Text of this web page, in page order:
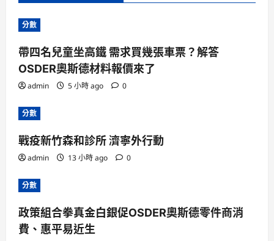
分數
帶四名兒童坐高鐵 需求買幾張車票？解答
OSDER奧斯德材料報價來了
admin 5 小時 ago 0
分數
戰疫新竹森和診所 濟寧外行動
admin 13 小時 ago 0
分數
政策組合拳真金白銀促OSDER奧斯德零件商消
費、惠平易近生